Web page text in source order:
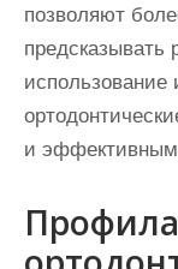
позволяют
предсказывать
использование
и